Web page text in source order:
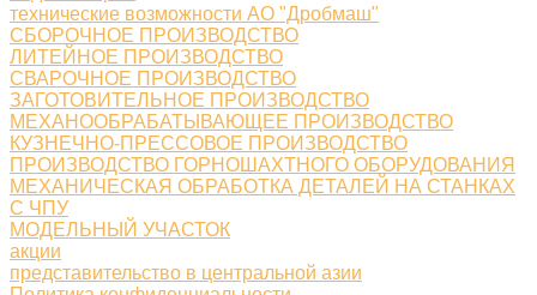
технические возможности АО "Дробмаш"
СБОРОЧНОЕ ПРОИЗВОДСТВО
ЛИТЕЙНОЕ ПРОИЗВОДСТВО
СВАРОЧНОЕ ПРОИЗВОДСТВО
ЗАГОТОВИТЕЛЬНОЕ ПРОИЗВОДСТВО
МЕХАНООБРАБАТЫВАЮЩЕЕ ПРОИЗВОДСТВО
КУЗНЕЧНО-ПРЕССОВОЕ ПРОИЗВОДСТВО
ПРОИЗВОДСТВО ГОРНОШАХТНОГО ОБОРУДОВАНИЯ
МЕХАНИЧЕСКАЯ ОБРАБОТКА ДЕТАЛЕЙ НА СТАНКАХ
С ЧПУ
МОДЕЛЬНЫЙ УЧАСТОК
акции
представительство в центральной азии